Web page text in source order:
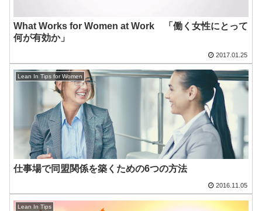
What Works for Women at Work 「働く女性にとって
何が有効か」
2017.01.25
Lean In Tips for Women
仕事場で同盟関係を築くための6つの方法
2016.11.05
Lean In Tips